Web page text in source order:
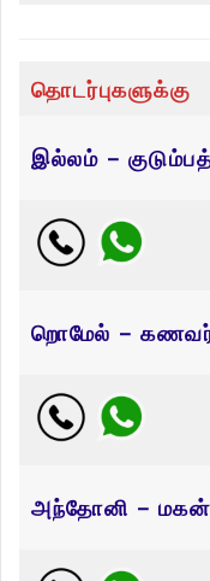
தொடர்புகளுக்கு
இல்லம் –
றொமேல் –
அந்தோனி – மகன்